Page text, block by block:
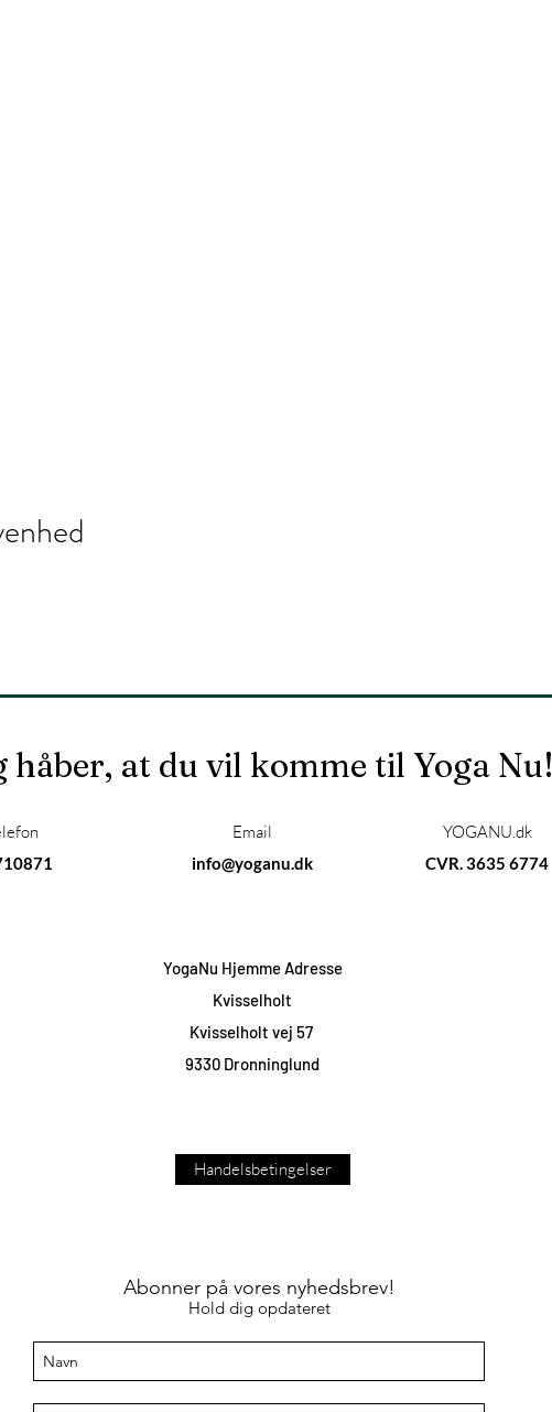
håber, at du vil komme til Yoga Nu!
Email
info@yoganu.dk
YOGANU.dk
CVR. 3635 6774
YogaNu Hjemme Adresse
Kvisselholt
Kvisselholt vej 57
9330 Dronninglund
Handelsbetingelser
Abonner på vores nyhedsbrev!
Hold dig opdateret